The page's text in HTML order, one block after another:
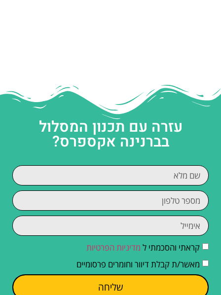
עזרה עם תכנון המסלול
בברנינה אקספרס?
קראתי והסכמתי ל מדיניות הפרטיות
מאשר/ת קבלת דיוור וחומרים פרסומיים
שליחה